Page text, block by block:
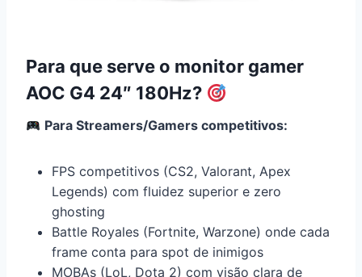
Para que serve o monitor gamer
AOC G4 24″ 180Hz?
Para Streamers/Gamers competitivos:
FPS competitivos (CS2, Valorant, Apex
Legends) com fluidez superior e zero
ghosting
Battle Royales (Fortnite, Warzone) onde cada
frame conta para spot de inimigos
MOBAs (LoL, Dota 2) com visão clara de